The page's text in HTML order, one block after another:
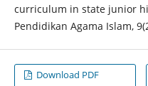
curriculum in state junior
Pendidikan Agama Islam,
Download PDF